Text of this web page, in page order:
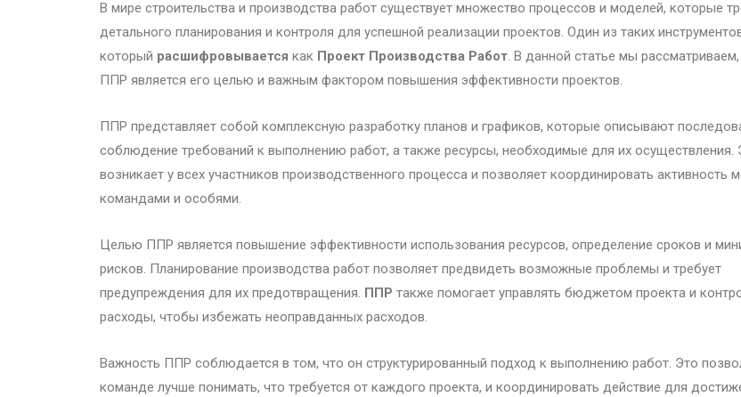
В мире строительства и производства работ существует множество процессов и моделей, которые
детального планирования и контроля для успешной реализации проектов. Один из таких
который расшифровывается как Проект Производства Работ. В данной статье мы
ППР является его целью и важным фактором повышения эффективности проектов.
ППР представляет собой комплексную разработку планов и графиков, которые описывают
соблюдение требований к выполнению работ, а также ресурсы, необходимые для их осуществления.
возникает у всех участников производственного процесса и позволяет координировать активность
командами и особями.
Целью ППР является повышение эффективности использования ресурсов, определение сроков и
рисков. Планирование производства работ позволяет предвидеть возможные проблемы и требует
предупреждения для их предотвращения. ППР также помогает управлять бюджетом проекта и
расходы, чтобы избежать неоправданных расходов.
Важность ППР соблюдается в том, что он структурированный подход к выполнению работ. Это
команде лучше понимать, что требуется от каждого проекта, и координировать действие для